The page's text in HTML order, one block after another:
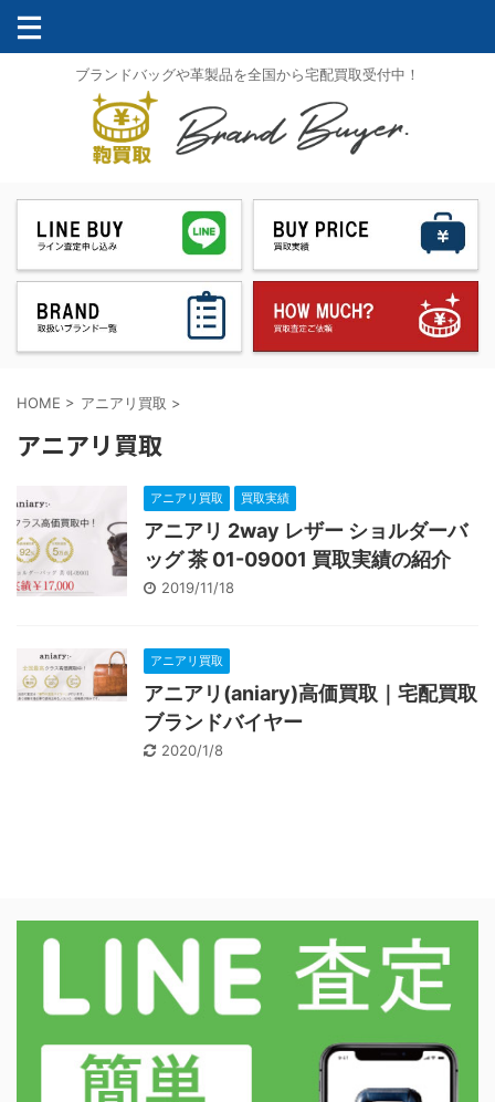
ブランドバッグや革製品を全国から宅配買取受付中！
HOME > アニアリ買取 >
アニアリ買取
アニアリ買取 買取実績
アニアリ 2way レザー ショルダーバ
ッグ 茶 01-09001 買取実績の紹介
2019/11/18
アニアリ買取
アニアリ(aniary)高価買取｜宅配買取
ブランドバイヤー
2020/1/8